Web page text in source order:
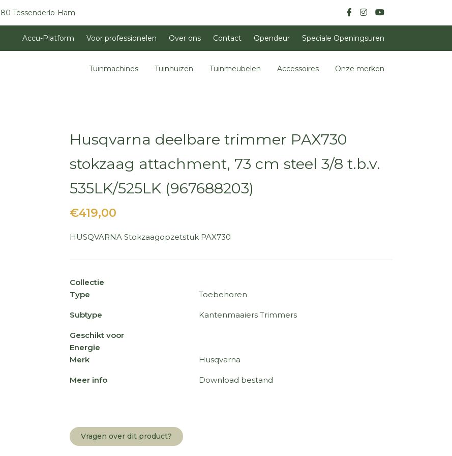
Tessenderlo-Ham
Accu-Platform Voor professionelen Over ons Contact Opendeur Speciale Openingsuren
Tuinmachines Tuinhuizen Tuinmeubelen Accessoires Onze merken
Husqvarna deelbare trimmer PAX730
stokzaag attachment, 73 cm steel 3/8 t.b.v.
535LK/525LK (967688203)
€419,00
HUSQVARNA Stokzaagopzetstuk PAX730
Collectie
Type
Toebehoren
Subtype Kantenmaaiers Trimmers
Geschikt voor
Energie
Merk
Husqvarna
Meer info Download bestand
Vragen over dit product?